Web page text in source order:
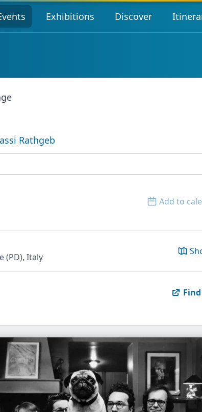
Exhibitions Discover
Rathgeb
Add to
(PD), Italy